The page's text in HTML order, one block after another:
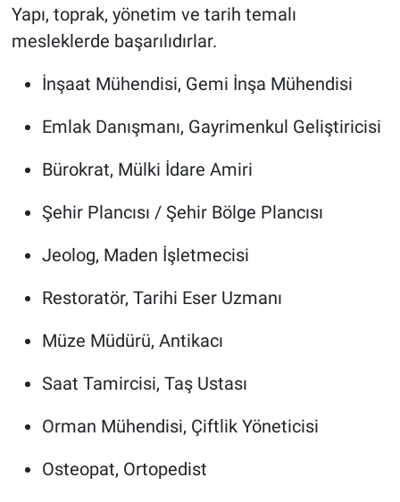
Yapı, toprak, yönetim ve tarih temalı
mesleklerde başarılıdırlar.
İnşaat Mühendisi, Gemi İnşa Mühendisi
Emlak Danışmanı, Gayrimenkul Geliştiricisi
Bürokrat, Mülki İdare Amiri
Şehir Plancısı / Şehir Bölge Plancısı
Jeolog, Maden İşletmecisi
Restoratör, Tarihi Eser Uzmanı
Müze Müdürü, Antikacı
Saat Tamircisi, Taş Ustası
Orman Mühendisi, Çiftlik Yöneticisi
Osteopat, Ortopedist